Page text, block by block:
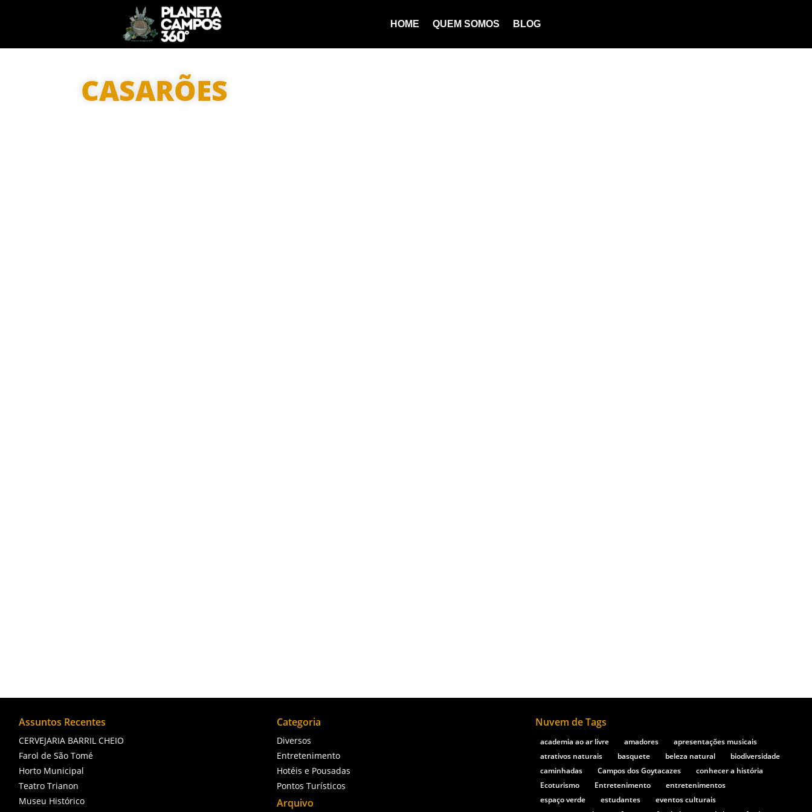
HOME QUEM SOMOS BLOG
CASARÕES
Assuntos Recentes
CERVEJARIA BARRIL CHEIO
Farol de São Tomé
Horto Municipal
Teatro Trianon
Museu Histórico
Categoria
Diversos
Entretenimento
Hotéis e Pousadas
Pontos Turísticos
Arquivo
Nuvem de Tags
academia ao ar livre amadores
apresentações musicais
atrativos naturais
basquete beleza natural
biodiversidade
caminhadas
Campos dos Goytacazes
conhecer a história
Ecoturismo
Entretenimento
entretenimentos
espaço verde
estudantes
eventos culturais